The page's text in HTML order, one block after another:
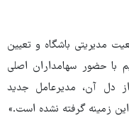
مدیریتی باشگاه و تعیین
با حضور سهامداران اصلی
دل آن، مدیرعامل جدید
زمینه گرفته نشده است.»